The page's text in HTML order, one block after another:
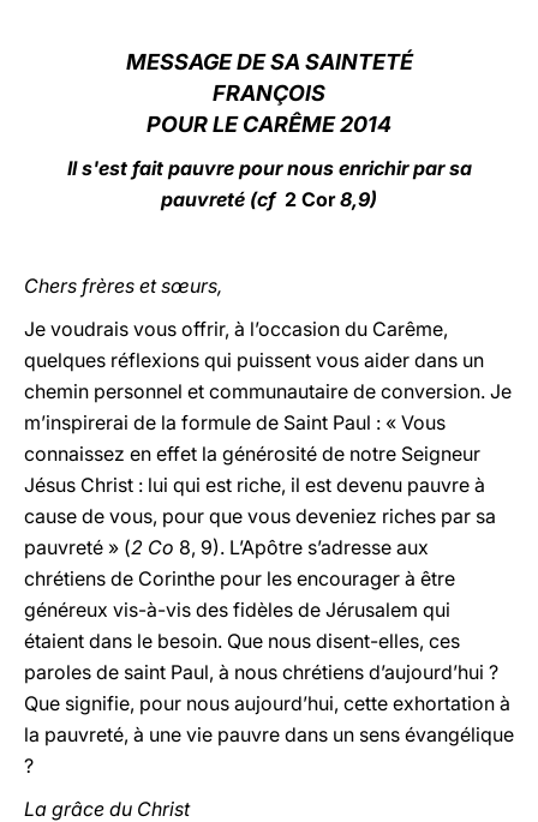
MESSAGE DE SA SAINTETÉ
FRANÇOIS
POUR LE CARÊME 2014
Il s'est fait pauvre pour nous enrichir par sa
pauvreté (cf 2 Cor8,9)
Chers frères et sœurs,
Je voudrais vous offrir, à l’occasion du Carême,
quelques réflexions qui puissent vous aider dans un
chemin personnel et communautaire de conversion. Je
m’inspirerai de la formule de Saint Paul : « Vous
connaissez en effet la générosité de notre Seigneur
Jésus Christ : lui qui est riche, il est devenu pauvre à
cause de vous, pour que vous deveniez riches par sa
pauvreté » (2 Co 8, 9). L’Apôtre s’adresse aux
chrétiens de Corinthe pour les encourager à être
généreux vis-à-vis des fidèles de Jérusalem qui
étaient dans le besoin. Que nous disent-elles, ces
paroles de saint Paul, à nous chrétiens d’aujourd’hui ?
Que signifie, pour nous aujourd’hui, cette exhortation à
la pauvreté, à une vie pauvre dans un sens évangélique
?
La grâce du Christ